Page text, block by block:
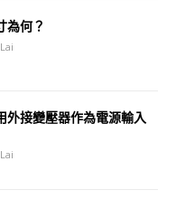
為何？
接變壓器作為電源輸入